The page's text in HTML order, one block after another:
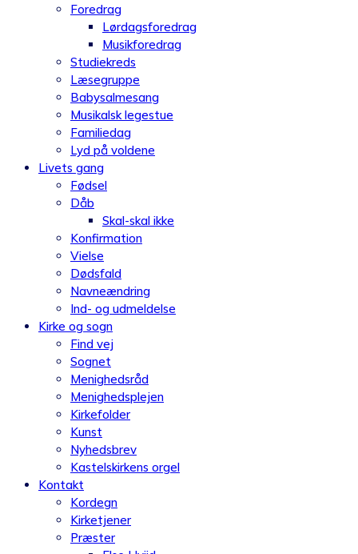
Foredrag
Lørdagsforedrag
Musikforedrag
Studiekreds
Læsegruppe
Babysalmesang
Musikalsk legestue
Familiedag
Lyd på voldene
Livets gang
Fødsel
Dåb
Skal-skal ikke
Konfirmation
Vielse
Dødsfald
Navneændring
Ind- og udmeldelse
Kirke og sogn
Find vej
Sognet
Menighedsråd
Menighedsplejen
Kirkefolder
Kunst
Nyhedsbrev
Kastelskirkens orgel
Kontakt
Kordegn
Kirketjener
Præster